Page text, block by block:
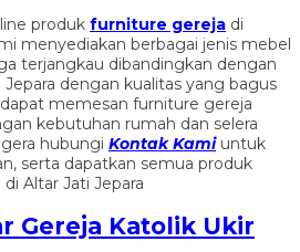
produk furniture gereja di
menyediakan berbagai jenis mebel
terjangkau dibandingkan dengan
dengan kualitas yang bagus
memesan furniture gereja
kebutuhan rumah dan selera
hubungi Kontak Kamiuntuk
serta dapatkan semua produk
Altar Jati Jepara
Gereja Katolik Ukir